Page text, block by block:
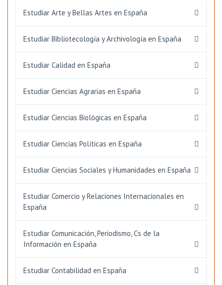
Estudiar Arte y Bellas Artes en España
Estudiar Bibliotecología y Archivología en España
Estudiar Calidad en España
Estudiar Ciencias Agrarias en España
Estudiar Ciencias Biológicas en España
Estudiar Ciencias Políticas en España
Estudiar Ciencias Sociales y Humanidades en España
Estudiar Comercio y Relaciones Internacionales en
España
Estudiar Comunicación, Periodismo, Cs de la
Información en España
Estudiar Contabilidad en España